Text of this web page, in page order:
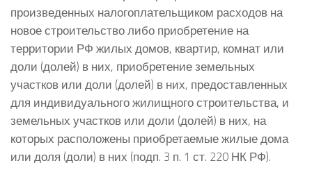
произведенных налогоплательщиком расходов на
новое строительство либо приобретение на
территории РФ жилых домов, квартир, комнат или
доли (долей) в них, приобретение земельных
участков или доли (долей) в них, предоставленных
для индивидуального жилищного строительства, и
земельных участков или доли (долей) в них, на
которых расположены приобретаемые жилые дома
или доля (доли) в них (подп. 3 п. 1 ст. 220 НК РФ).